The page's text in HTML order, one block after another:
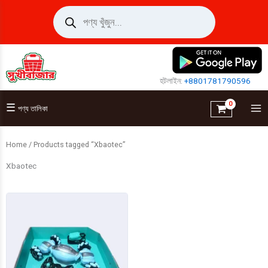
Products
search
হটলাইন:+8801781790596
☰ পণ্য তালিকা
Home / Products tagged “Xbaotec”
Xbaotec